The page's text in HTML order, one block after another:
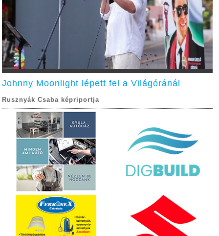
Johnny Moonlight lépett fel a Világóránál
Rusznyák Csaba képriportja